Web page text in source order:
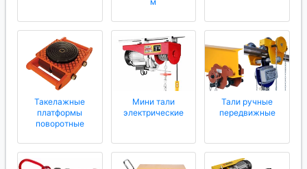
Такелажные
платформы
поворотные
Мини тали
электрические
Тали ручные
передвижные